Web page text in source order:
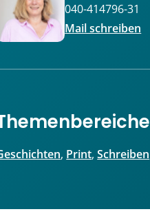
040-414796-31
Mail schreiben
, Print, Schreiben